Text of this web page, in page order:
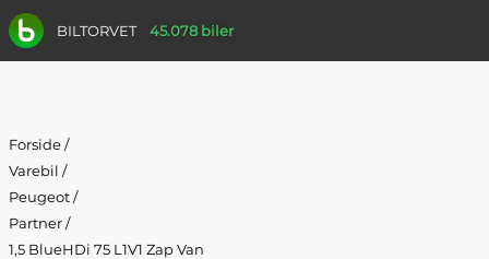
BILTORVET 45.078 biler
Forside/
Varebil /
Peugeot/
Partner/
1,5 BlueHDi 75 L1V1 Zap Van